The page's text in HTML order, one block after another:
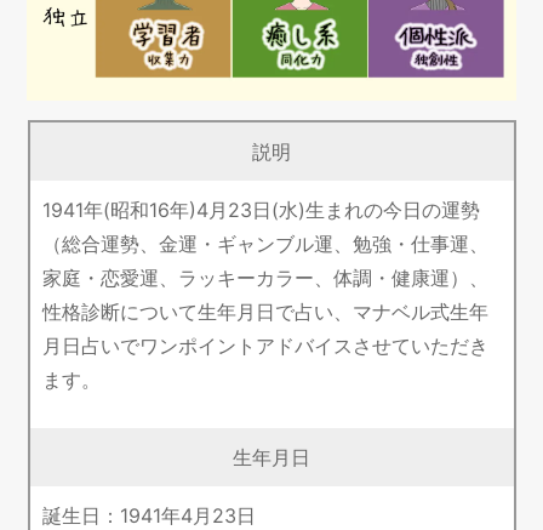
説明
1941年(昭和16年)4月23日(水)生まれの今日の運勢
（総合運勢、金運・ギャンブル運、勉強・仕事運、
家庭・恋愛運、ラッキーカラー、体調・健康運）、
性格診断について生年月日で占い、マナベル式生年
月日占いでワンポイントアドバイスさせていただき
ます。
生年月日
誕生日： 1941年4月 23日